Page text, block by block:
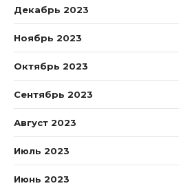
Декабрь 2023
Ноябрь 2023
Октябрь 2023
Сентябрь 2023
Август 2023
Июль 2023
Июнь 2023